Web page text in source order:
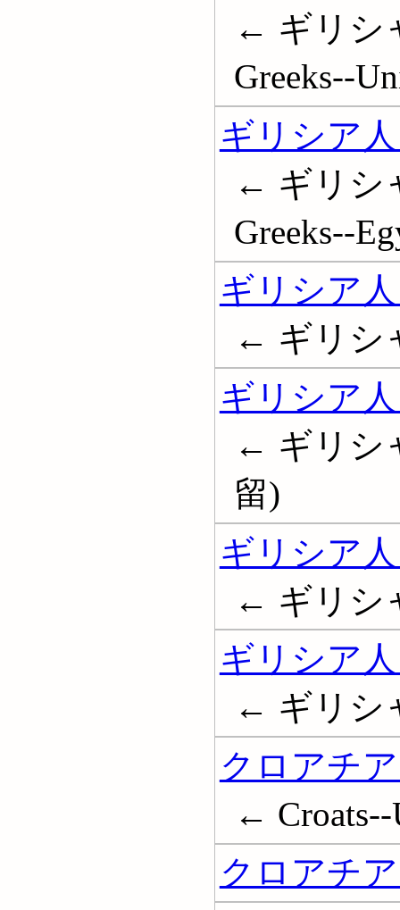
← ギリシ
Greeks--
ギリシア
← ギリシ
Greeks--
ギリシア
← ギリシ
ギリシア
← ギリシ
留)
ギリシア
← ギリシ
ギリシア
← ギリシ
クロアチ
← Croats--
クロアチ